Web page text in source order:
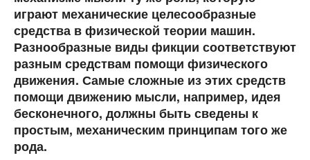
играют механические целесообразные
средства в физической теории машин.
Разнообразные виды фикции соответствуют
разным средствам помощи физического
движения. Самые сложные из этих средств
помощи движению мысли, например, идея
бесконечного, должны быть сведены к
простым, механическим принципам того же
рода.